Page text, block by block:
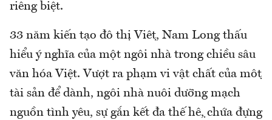
riêng biệt.
33 năm kiến tạo đô thị Việt, Nam Long thấu
hiểu ý nghĩa của một ngôi nhà trong chiều sâu
văn hóa Việt. Vượt ra phạm vi vật chất của một
tài sản để dành, ngôi nhà nuôi dưỡng mạch
nguồn tình yêu, sự gắn kết đa thế hệ, chứa đựng